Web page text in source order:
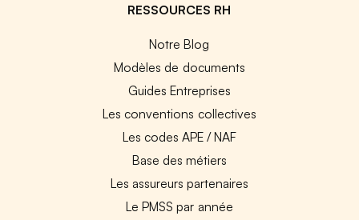
RESSOURCES RH
Notre Blog
Modèles de documents
Guides Entreprises
Les conventions collectives
Les codes APE / NAF
Base des métiers
Les assureurs partenaires
Le PMSS par année